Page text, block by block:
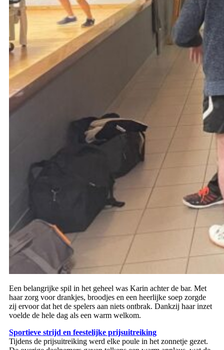
Een belangrijke spil in het geheel was Karin achter de bar. Met
haar zorg voor drankjes, broodjes en een heerlijke soep zorgde
zij ervoor dat het de spelers aan niets ontbrak. Dankzij haar inzet
voelde de hele dag als een warm welkom.
Sportieve strijd en feestelijke prijsuitreiking
Tijdens de prijsuitreiking werd elke poule in het zonnetje gezet.